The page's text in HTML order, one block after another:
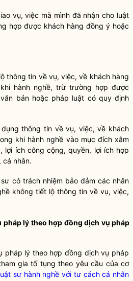
vụ, việc mà mình đã nhận cho luật
hợp được khách hàng đồng ý hoặc
thông tin về vụ, việc, về khách hàng
hành nghề, trừ trường hợp được
bản hoặc pháp luật có quy định
thông tin về vụ, việc, về khách
khi hành nghề vào mục đích xâm
, lợi ích công cộng,quyền, lợi ích hợp
cá nhân.
có trách nhiệm bảo đảm các nhân
không tiết lộ thông tin về vụ, việc,
pháp lý theo hợp đồngdịch vụ pháp
pháp lý theo hợp đồng dịch vụ pháp
gia tố tụng theo yêu cầu của cơ
sư hành nghề với tư cách cá nhân